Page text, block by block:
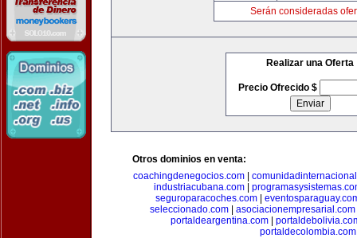
Serán consideradas
Realizar una Oferta
Precio Ofrecido $
Otros dominios en venta:
coachingdenegocios.com
industriacubana.com
seguroparacoches.com|
seleccionado.com| asociacionempresarial.com
portaldeargentina.com|
portaldecolombia.com